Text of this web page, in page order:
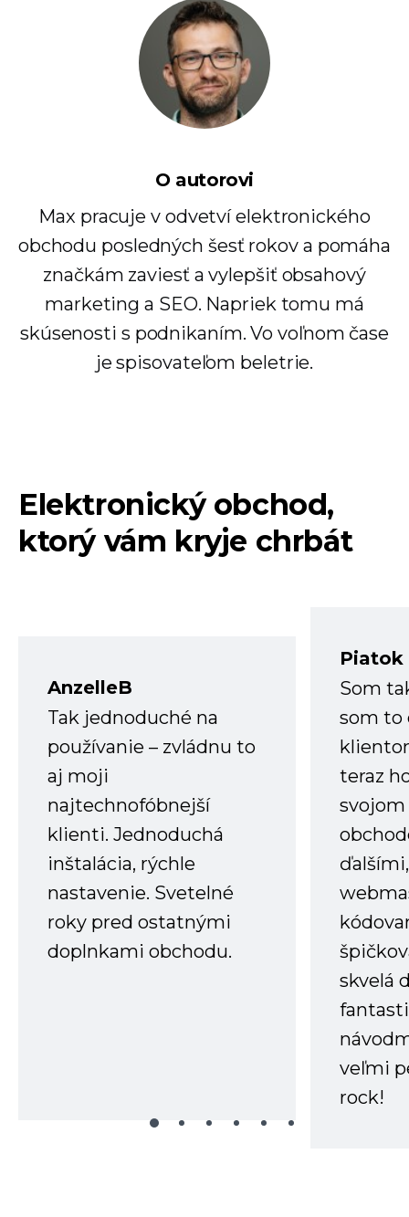
O autorovi
Max pracuje v odvetví elektronického
obchodu posledných šesť rokov a pomáha
značkám zaviesť a vylepšiť obsahový
marketing a SEO. Napriek tomu má
skúsenosti s podnikaním. Vo voľnom čase
je spisovateľom beletrie.
Elektronický obchod,
ktorý vám kryje chrbát
AnzelleB
Tak jednoduché na
používanie – zvládnu to
aj moji
najtechnofóbnejší
klienti. Jednoduchá
inštalácia, rýchle
nastavenie. Svetelné
roky pred ostatnými
doplnkami obchodu.
Piatok
Som
som to
teraz
skvelá
veľmi
rock!